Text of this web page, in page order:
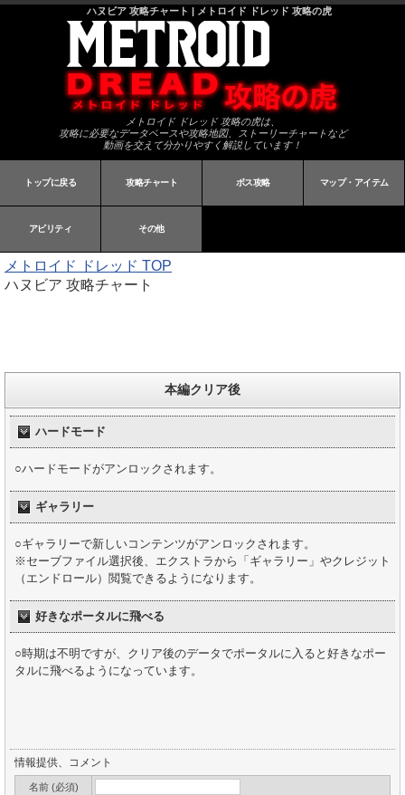
ハヌビア 攻略チャート | メトロイド ドレッド 攻略の虎
メトロイド ドレッド 攻略の虎は、
攻略に必要なデータベースや攻略地図、ストーリーチャートなど
動画を交えて分かりやすく解説しています！
トップに戻る 攻略チャート ボス攻略 マップ・アイテム
アビリティ その他
メトロイド ドレッド TOP
ハヌビア 攻略チャート
本編クリア後
ハードモード
○ハードモードがアンロックされます。
ギャラリー
○ギャラリーで新しいコンテンツがアンロックされます。
※セーブファイル選択後、エクストラから「ギャラリー」やクレジット
（エンドロール）閲覧できるようになります。
好きなポータルに飛べる
○時期は不明ですが、クリア後のデータでポータルに入ると好きなポー
タルに飛べるようになっています。
情報提供、コメント
名前 (必須)